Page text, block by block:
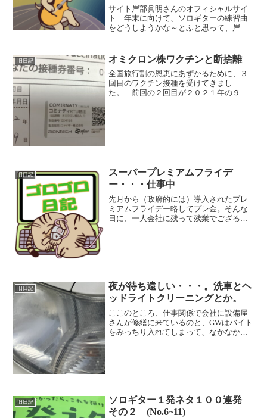
サイト岸部眞明さんのオフィシャルサイ
ト 年末に向けて、ソロギターの練習曲
をどうしようかな～とふと思って、岸部
ムページ閉鎖しちゃったのかと思ったけ
ど、単純にリニューアルし...
旧日記 オミクロン株ワクチンと断捨離
全国旅行割の恩恵にあずかるために、３
回目のワクチン接種を受けてきまし
た。 前回の２回目が２０２１年の９月
旧日記
スーパープレミアムフライデ
ー・・・仕事中
先月から（政府的には）導入されたプレ
ミアムフライデー略してプレ金。そんな
日に、一人会社に残って残業でござる。
旧日記
夜が待ち遠しい・・・。洗車とヘ
ッドライトクリーニングとか。
ここのところ、仕事関係で会社に設備屋
さんが修繕に来ているのと、GWはバイト
をみっちり入れてしまって、なかなかブ
旧日記
ソロギター１発ネタ１００連発
その２ (No.6~11)